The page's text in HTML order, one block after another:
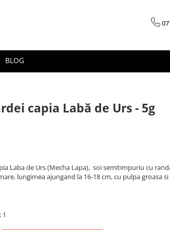
BLOG
capia Labă de Urs - 5g
Laba de Urs (Mecha Lapa), soi semitimpuriu cu
lungimea ajungand la 16-18 cm, cu pulpa groasa
1